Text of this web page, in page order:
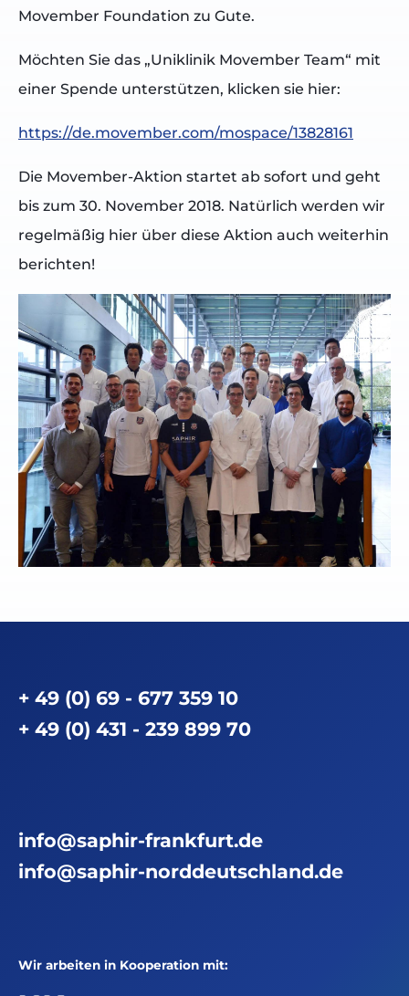
Movember Foundation zu Gute.
Möchten Sie das „Uniklinik Movember Team“ mit
einer Spende unterstützen, klicken sie hier:
https://de.movember.com/mospace/13828161
Die Movember-Aktion startet ab sofort und geht
bis zum 30. November 2018. Natürlich werden wir
regelmäßig hier über diese Aktion auch weiterhin
berichten!
+ 49 (0) 69 - 677 359 10
+ 49 (0) 431 - 239 899 70
info@saphir-frankfurt.de
info@saphir-norddeutschland.de
Wir arbeiten in Kooperation mit: